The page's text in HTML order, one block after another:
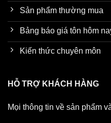
Sản phẩm thường mua
Bảng báo giá tôn hôm
Kiến thức chuyên môn
HỖ TRỢ KHÁCH HÀNG
Mọi thông tin về sản phẩm